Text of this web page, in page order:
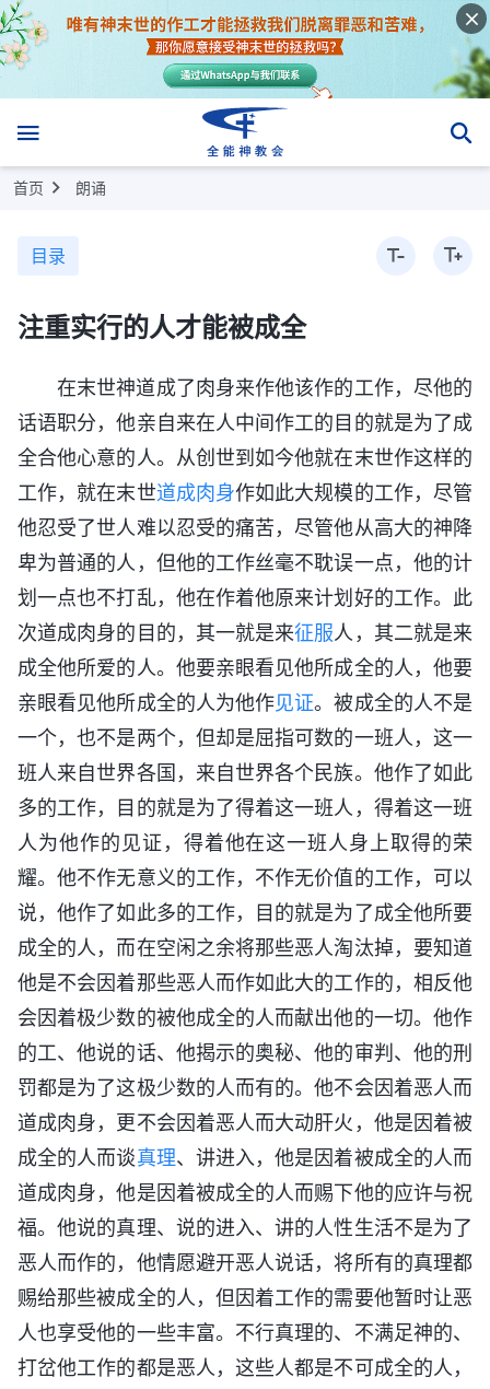
首页 朗诵
目录
注重实行的人才能被成全
在末世神道成了肉身来作他该作的工作，尽他的
话语职分，他亲自来在人中间作工的目的就是为了成
全合他心意的人。从创世到如今他就在末世作这样的
工作，就在末世道成肉身作如此大规模的工作，尽管
他忍受了世人难以忍受的痛苦，尽管他从高大的神降
卑为普通的人，但他的工作丝毫不耽误一点，他的计
划一点也不打乱，他在作着他原来计划好的工作。此
次道成肉身的目的，其一就是来征服人，其二就是来
成全他所爱的人。他要亲眼看见他所成全的人，他要
亲眼看见他所成全的人为他作见证。被成全的人不是
一个，也不是两个，但却是屈指可数的一班人，这一
班人来自世界各国，来自世界各个民族。他作了如此
多的工作，目的就是为了得着这一班人，得着这一班
人为他作的见证，得着他在这一班人身上取得的荣
耀。他不作无意义的工作，不作无价值的工作，可以
说，他作了如此多的工作，目的就是为了成全他所要
成全的人，而在空闲之余将那些恶人淘汰掉，要知道
他是不会因着那些恶人而作如此大的工作的，相反他
会因着极少数的被他成全的人而献出他的一切。他作
的工、他说的话、他揭示的奥秘、他的审判、他的刑
罚都是为了这极少数的人而有的。他不会因着恶人而
道成肉身，更不会因着恶人而大动肝火，他是因着被
成全的人而谈真理、讲进入，他是因着被成全的人而
道成肉身，他是因着被成全的人而赐下他的应许与祝
福。他说的真理、说的进入、讲的人性生活不是为了
恶人而作的，他情愿避开恶人说话，将所有的真理都
赐给那些被成全的人，但因着工作的需要他暂时让恶
人也享受他的一些丰富。不行真理的、不满足神的、
打岔他工作的都是恶人，这些人都是不可成全的人，